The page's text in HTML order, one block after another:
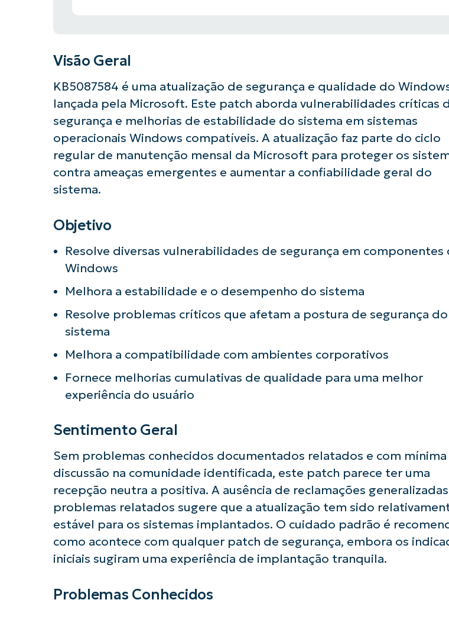
Visão Geral
KB5087584 é uma atualização de segurança e qualidade do
lançada pela Microsoft. Este patch aborda vulnerabilidades críticas
segurança e melhorias de estabilidade do sistema em sistemas
operacionais Windows compatíveis. A atualização faz parte do ciclo
regular de manutenção mensal da Microsoft para proteger os
contra ameaças emergentes e aumentar a confiabilidade geral do
sistema.
Objetivo
Resolve diversas vulnerabilidades de segurança em componentes
Windows
Melhora a estabilidade e o desempenho do sistema
Resolve problemas críticos que afetam a postura de segurança do
sistema
Melhora a compatibilidade com ambientes corporativos
Fornece melhorias cumulativas de qualidade para uma melhor
experiência do usuário
Sentimento Geral
Sem problemas conhecidos documentados relatados e com mínima
discussão na comunidade identificada, este patch parece ter uma
recepção neutra a positiva. A ausência de reclamações
problemas relatados sugere que a atualização tem sido
estável para os sistemas implantados. O cuidado padrão é
como acontece com qualquer patch de segurança, embora os
iniciais sugiram uma experiência de implantação tranquila.
Problemas Conhecidos
Comece a usar as análises de KB
email*
number*
País